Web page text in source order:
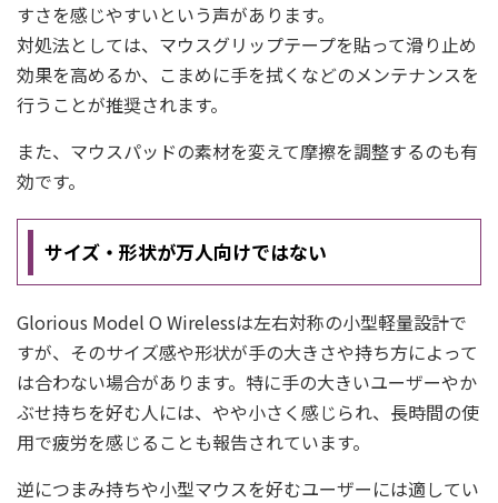
すさを感じやすいという声があります。
対処法としては、マウスグリップテープを貼って滑り止め
効果を高めるか、こまめに手を拭くなどのメンテナンスを
行うことが推奨されます。
また、マウスパッドの素材を変えて摩擦を調整するのも有
効です。
サイズ・形状が万人向けではない
Glorious Model O Wirelessは左右対称の小型軽量設計で
すが、そのサイズ感や形状が手の大きさや持ち方によって
は合わない場合があります。特に手の大きいユーザーやか
ぶせ持ちを好む人には、やや小さく感じられ、長時間の使
用で疲労を感じることも報告されています。
逆につまみ持ちや小型マウスを好むユーザーには適してい